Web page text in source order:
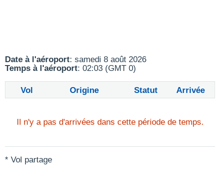
Date à l'aéroport: samedi 8 août 2026
Temps à l'aéroport: 02:03 (GMT 0)
Vol Origine Statut Arrivée
Il n'y a pas d'arrivées dans cette période de temps.
* Vol partage